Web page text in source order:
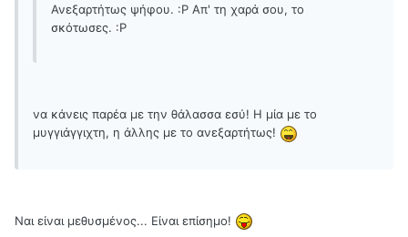
Ανεξαρτήτως ψήφου. :Ρ Απ' τη χαρά σου, το
σκότωσες. :Ρ
να κάνεις παρέα με την θάλασσα εσύ! Η μία με το
μυγγιάγγιχτη, η άλλης με το ανεξαρτήτως!
Ναι είναι μεθυσμένος... Είναι επίσημο!